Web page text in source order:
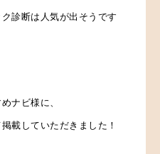
診断は人気が出そうです
ナビ様 に、
載していただきました！